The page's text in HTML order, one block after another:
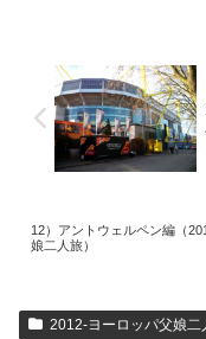
12）アントウェルペン編（2012年版 ヨ
娘二人旅）
2012-ヨーロッパ父娘二